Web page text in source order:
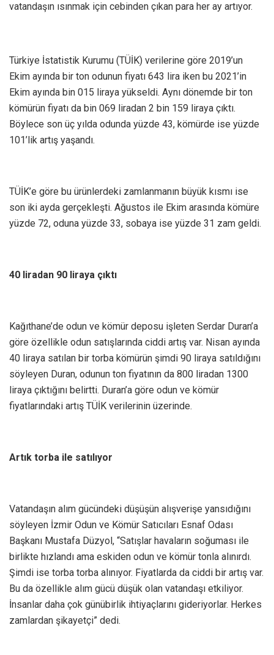
vatandaşın ısınmak için cebinden çıkan para her ay artıyor.
Türkiye İstatistik Kurumu (TÜİK) verilerine göre 2019’un
Ekim ayında bir ton odunun fiyatı 643 lira iken bu 2021’in
Ekim ayında bin 015 liraya yükseldi. Aynı dönemde bir ton
kömürün fiyatı da bin 069 liradan 2 bin 159 liraya çıktı.
Böylece son üç yılda odunda yüzde 43, kömürde ise yüzde
101’lik artış yaşandı.
TÜİK’e göre bu ürünlerdeki zamlanmanın büyük kısmı ise
son iki ayda gerçekleşti. Ağustos ile Ekim arasında kömüre
yüzde 72, oduna yüzde 33, sobaya ise yüzde 31 zam geldi.
40 liradan 90 liraya çıktı
Kağıthane’de odun ve kömür deposu işleten Serdar Duran’a
göre özellikle odun satışlarında ciddi artış var. Nisan ayında
40 liraya satılan bir torba kömürün şimdi 90 liraya satıldığını
söyleyen Duran, odunun ton fiyatının da 800 liradan 1300
liraya çıktığını belirtti. Duran’a göre odun ve kömür
fiyatlarındaki artış TÜİK verilerinin üzerinde.
Artık torba ile satılıyor
Vatandaşın alım gücündeki düşüşün alışverişe yansıdığını
söyleyen İzmir Odun ve Kömür Satıcıları Esnaf Odası
Başkanı Mustafa Düzyol, “Satışlar havaların soğuması ile
birlikte hızlandı ama eskiden odun ve kömür tonla alınırdı.
Şimdi ise torba torba alınıyor. Fiyatlarda da ciddi bir artış var.
Bu da özellikle alım gücü düşük olan vatandaşı etkiliyor.
İnsanlar daha çok günübirlik ihtiyaçlarını gideriyorlar. Herkes
zamlardan şikayetçi” dedi.